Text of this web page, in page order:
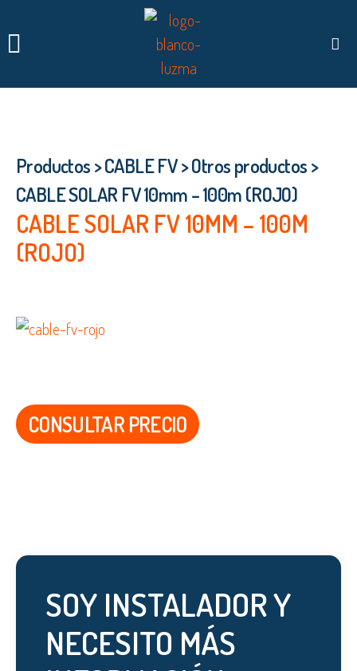
Productos>CABLE FV>Otros productos>
CABLE SOLAR FV 10mm – 100m (ROJO)
CABLE SOLAR FV 10MM – 100M
(ROJO)
CONSULTAR PRECIO
SOY INSTALADOR Y
NECESITO MÁS